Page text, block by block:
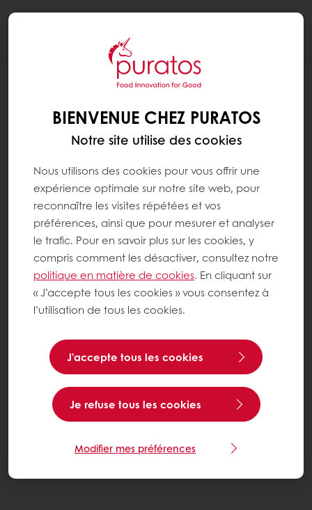
RECETTES
BIENVENUE CHEZ PURATOS
Notre site utilise des cookies
Nous utilisons des cookies pour vous offrir une
expérience optimale sur notre site web, pour
reconnaître les visites répétées et vos
préférences, ainsi que pour mesurer et analyser
le trafic. Pour en savoir plus sur les cookies, y
compris comment les désactiver, consultez notre
politique en matière de cookies. En cliquant sur
« J’accepte tous les cookies » vous consentez à
l’utilisation de tous les cookies.
J’accepte tous les cookies
Je refuse tous les cookies
Modifier mes préférences